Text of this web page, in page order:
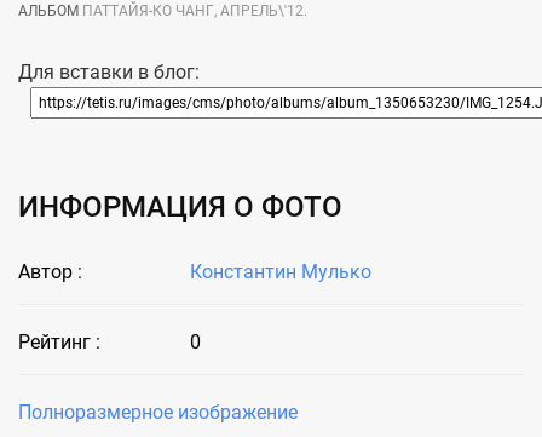
АЛЬБОМ ПАТТАЙЯ-КО ЧАНГ, АПРЕЛЬ\'12.
Для вставки в блог:
ИНФОРМАЦИЯ О ФОТО
Автор : Константин Мулько
Рейтинг : 0
Полноразмерное изображение